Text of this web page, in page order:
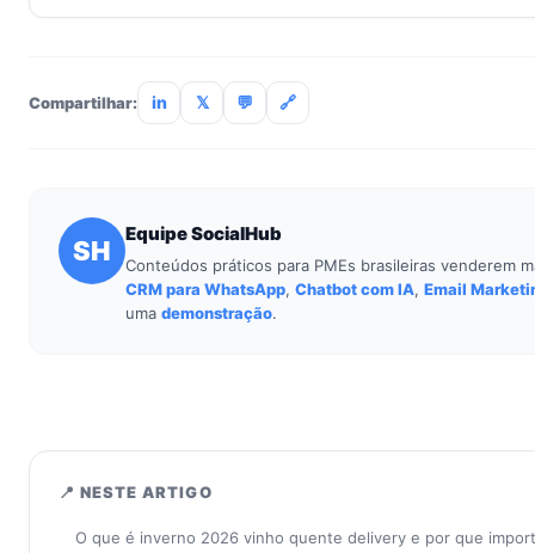
Compartilhar: in 𝕏 💬 🔗
SH
Equipe SocialHub
Conteúdos práticos para PMEs brasileiras venderem
CRM para WhatsApp, Chatbot com IA, Email
uma demonstração.
📍 NESTE ARTIGO
O que é inverno 2026 vinho quente delivery e por que